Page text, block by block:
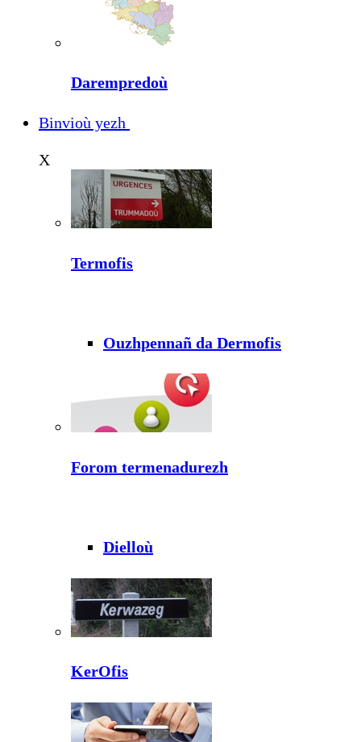
Darempredoù
Binvioù yezh
X
Termofis
Ouzhpennañ da Dermofis
Forom termenadurezh
Dielloù
KerOfis